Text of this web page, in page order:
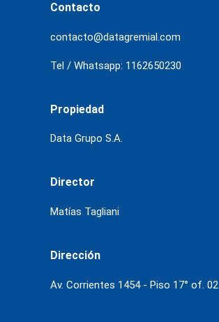
Contacto
contacto@datagremial.com
Tel / Whatsapp: 1162650230
Propiedad
Data Grupo S.A.
Director
Matías Tagliani
Dirección
Av. Corrientes 1454 - Piso 17° of. 02